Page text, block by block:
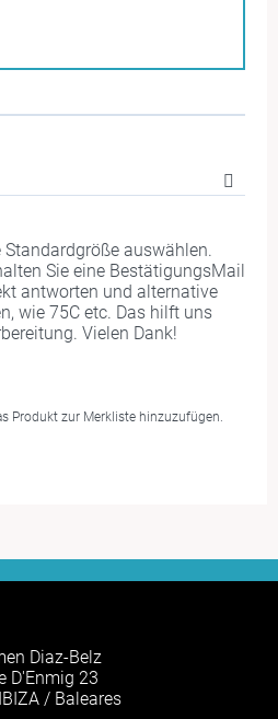
auswählen.
Sie eine BestätigungsMail
antworten und alternative
wie 75C etc. Das hilft uns
Vielen Dank!
Produkt zur Merkliste hinzuzufügen.
Diaz-Belz
D'Enmig 23
/ Baleares